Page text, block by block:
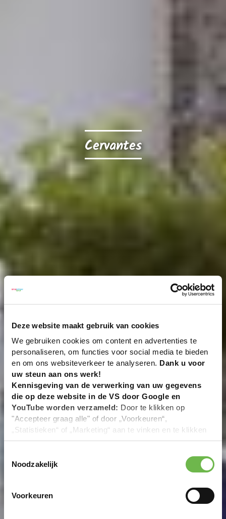
Deze website maakt gebruik van cookies
We gebruiken cookies om content en advertenties te
personaliseren, om functies voor social media te bieden
en om ons websiteverkeer te analyseren. Dank u voor
uw steun aan ons werk!
Kennisgeving van de verwerking van uw gegevens
die op deze website in de VS door Google en
YouTube worden verzameld: Door te klikken op
"Accepteer graag alle" of door „Voorkeuren“,
„Statistieken“ of „Marketing“ aan te vinken en te klikken
op "Selectie handmatig instellen", stemt u er ook mee in
overeenstemming met Art. 49 (1) zin 1 lit. a DSGVO. De
VS zijn door het Europees Hof van Justitie beoordeeld
gegevensbescherming volgens EU-normen. In het
Noodzakelijk
Voorkeuren
Cervantes